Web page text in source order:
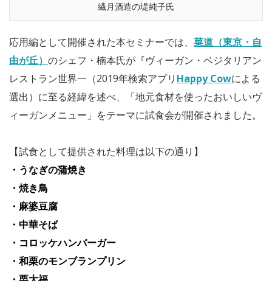
繊月酒造の堤純子氏
応用編として開催された本セミナーでは、 菜道（東京・自
由が丘） のシェフ・楠本氏が『ヴィーガン・ベジタリアン
レストラン世界一（2019年検索アプリ Happy Cowによる
選出）に至る経緯を述べ、「地元食材を使ったおいしいヴ
ィーガンメニュー」をテーマに試食会が開催されました。
【試食として提供された料理は以下の通り】
・うなぎの蒲焼き
・焼き鳥
・麻婆豆腐
・中華そば
・コロッケハンバーガー
・和栗のモンブランプリン